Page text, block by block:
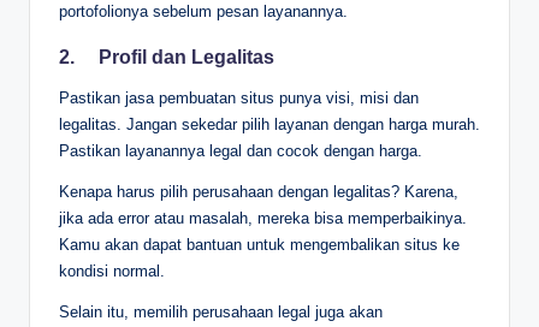
portofolionya sebelum pesan layanannya.
2. Profil dan Legalitas
Pastikan jasa pembuatan situs punya visi, misi dan
legalitas. Jangan sekedar pilih layanan dengan harga murah.
Pastikan layanannya legal dan cocok dengan harga.
Kenapa harus pilih perusahaan dengan legalitas? Karena,
jika ada error atau masalah, mereka bisa memperbaikinya.
Kamu akan dapat bantuan untuk mengembalikan situs ke
kondisi normal.
Selain itu, memilih perusahaan legal juga akan